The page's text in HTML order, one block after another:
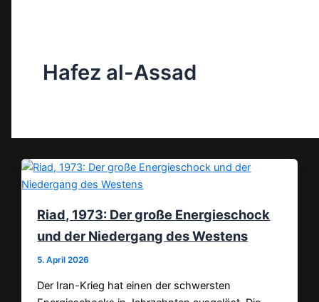
Hafez al-Assad
Riad, 1973: Der große Energieschock
und der Niedergang des Westens
5. April 2026
Der Iran-Krieg hat einen der schwersten